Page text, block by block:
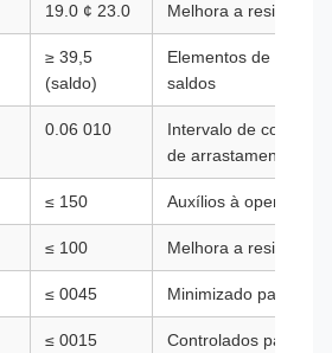
19.0 ¢ 23.0 Melhora a
≥ 39,5
(saldo)
Elementos de base,
saldos
0.06 010
Intervalo de controlo
de arrastamento
≤ 150 Auxílios à
≤ 100 Melhora a
≤ 0045 Minimizado para
≤ 0015 Controlados para a